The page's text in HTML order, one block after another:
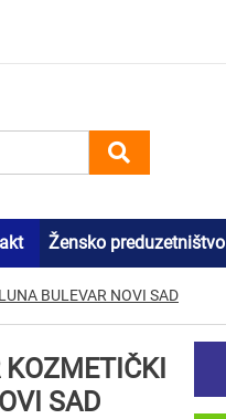
Žensko preduzetništvo
BULEVAR NOVI SAD
SAD